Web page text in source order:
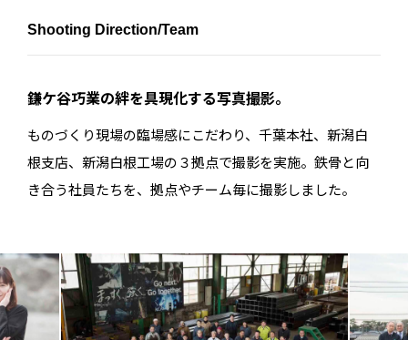
Shooting Direction/Team
鎌ケ谷巧業の絆を具現化する写真撮影。
ものづくり現場の臨場感にこだわり、千葉本社、新潟白
根支店、新潟白根工場の３拠点で撮影を実施。鉄骨と向
き合う社員たちを、拠点やチーム毎に撮影しました。